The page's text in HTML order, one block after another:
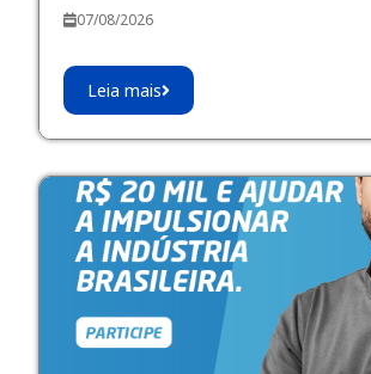
07/08/2026
Leia mais